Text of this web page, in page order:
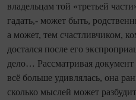
владельцам той «треть­ей
гадать,- может быть,
а может, тем счастливчиком,
достался после его
дело… Рассматривая
всё больше удивлялась, она
сколько мыслей может